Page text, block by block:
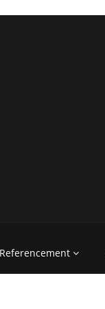
Referencement